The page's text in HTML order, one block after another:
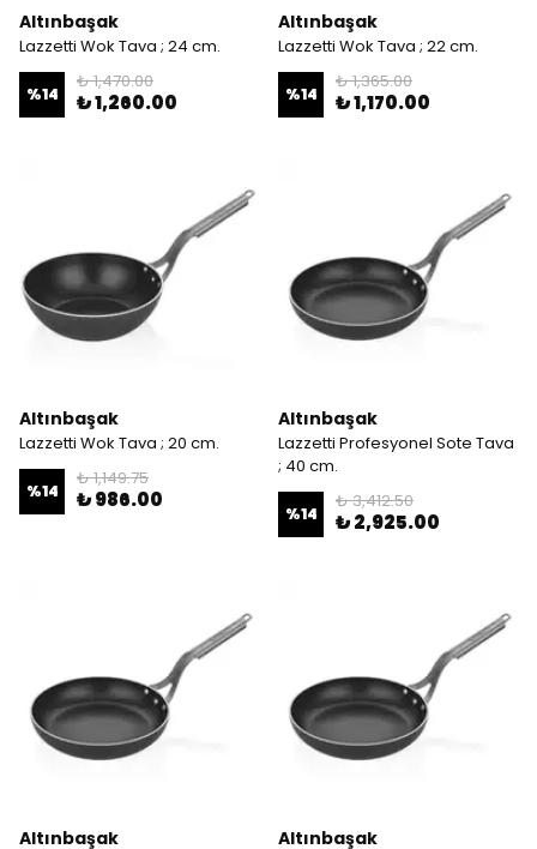
Altınbaşak
Lazzetti Wok Tava ; 24 cm.
%14
₺ 1,470.00
₺ 1,260.00
Altınbaşak
Lazzetti Wok Tava ; 22 cm.
%14
₺ 1,365.00
₺ 1,170.00
Altınbaşak
Lazzetti Wok Tava ; 20 cm.
%14
₺ 1,149.75
₺ 986.00
Altınbaşak
Lazzetti Profesyonel Sote Tava
; 40 cm.
%14
₺ 3,412.50
₺ 2,925.00
Altınbaşak Altınbaşak